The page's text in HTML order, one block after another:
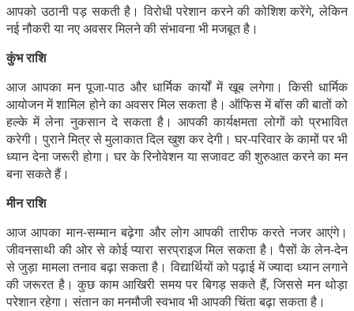
आपको उठानी पड़ सकती है। विरोधी परेशान करने की कोशिश करेंगे, लेकिन
नई नौकरी या नए अवसर मिलने की संभावना भी मजबूत है।
कुंभ राशि
आज आपका मन पूजा-पाठ और धार्मिक कार्यों में खूब लगेगा। किसी धार्मिक
आयोजन में शामिल होने का अवसर मिल सकता है। ऑफिस में बॉस की बातों को
हल्के में लेना नुकसान दे सकता है। आपकी कार्यक्षमता लोगों को प्रभावित
करेगी। पुराने मित्र से मुलाकात दिल खुश कर देगी। घर-परिवार के कामों पर भी
ध्यान देना जरूरी होगा। घर के रिनोवेशन या सजावट की शुरुआत करने का मन
बना सकते हैं।
मीन राशि
आज आपका मान-सम्मान बढ़ेगा और लोग आपकी तारीफ करते नजर आएंगे।
जीवनसाथी की ओर से कोई प्यारा सरप्राइज मिल सकता है। पैसों के लेन-देन
से जुड़ा मामला तनाव बढ़ा सकता है। विद्यार्थियों को पढ़ाई में ज्यादा ध्यान लगाने
की जरूरत है। कुछ काम आखिरी समय पर बिगड़ सकते हैं, जिससे मन थोड़ा
परेशान रहेगा। संतान का मनमौजी स्वभाव भी आपकी चिंता बढ़ा सकता है।